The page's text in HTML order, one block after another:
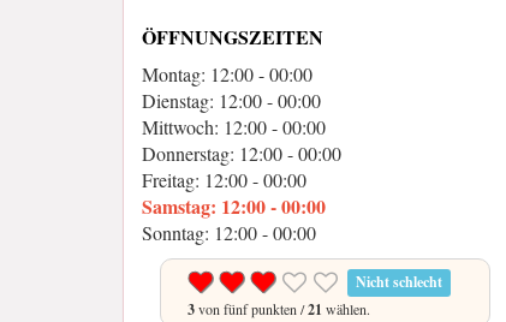
ÖFFNUNGSZEITEN
Montag: 12:00 - 00:00
Dienstag: 12:00 - 00:00
Mittwoch: 12:00 - 00:00
Donnerstag: 12:00 - 00:00
Freitag: 12:00 - 00:00
Samstag: 12:00 - 00:00
Sonntag: 12:00 - 00:00
Nicht schlecht
3von fünf punkten /21 wählen.